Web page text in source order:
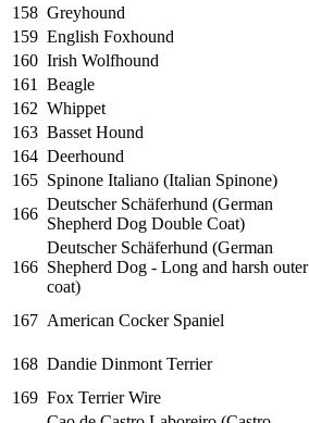
158 Greyhound
159 English Foxhound
160 Irish Wolfhound
161
Beagle
162 Whippet
163 Basset Hound
164 Deerhound
165 Spinone Italiano (Italian Spinone)
166
Deutscher Schäferhund (German
Shepherd Dog Double Coat)
166
Deutscher Schäferhund (German
Shepherd Dog - Long and harsh outer
coat)
167 American Cocker Spaniel
168 Dandie Dinmont Terrier
169 Fox Terrier Wire